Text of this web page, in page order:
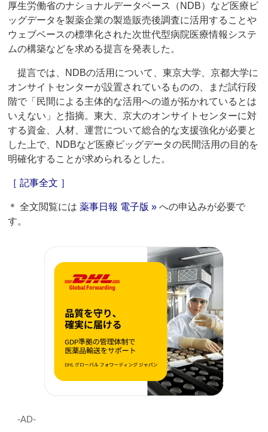
厚生労働省のナショナルデータベース（NDB）など医療ビ
ッグデータを製薬企業の製造販売後調査に活用することや
ウェブベースの標準化された次世代型病院医療情報システ
ムの構築などを求める提言を発表した。
提言では、NDBの活用について、東京大学、京都大学に
オンサイトセンターが設置されているものの、まだ試行段
階で「民間による主体的な活用への道が拓かれているとは
いえない」と指摘。東大、京大のオンサイトセンターに対
する資金、人材、運営について総合的な支援強化が必要と
した上で、NDBなど医療ビッグデータの民間活用の目的を
明確化することが求められるとした。
［ 記事全文 ］
＊ 全文閲覧には薬事日報 電子版 » への申込みが必要で
す。
‐AD‐